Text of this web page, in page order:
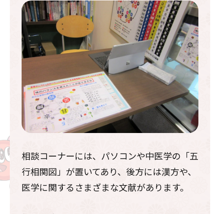
相談コーナーには、パソコンや中医学の「五
行相関図」が置いてあり、後方には漢方や、
医学に関するさまざまな文献があります。